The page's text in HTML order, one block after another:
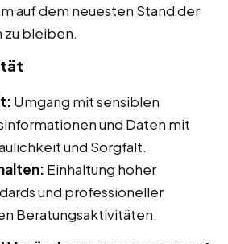
auf dem neuesten Stand der
zu bleiben.
Umgang mit sensiblen
und Daten mit
und Sorgfalt.
Einhaltung hoher
und professioneller
Beratungsaktivitäten.